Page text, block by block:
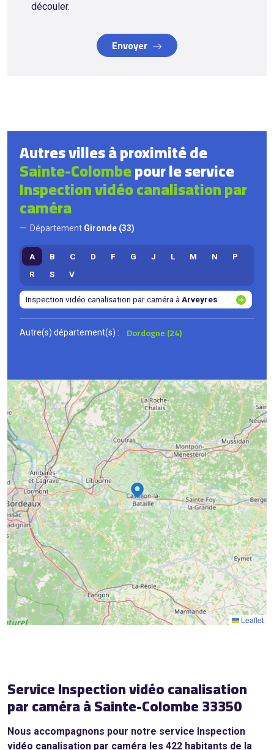
découler.
Envoyer
Autres villes à proximité de
Sainte-Colombepour le service
Inspection vidéo canalisation par
caméra
Département Gironde (33)
A B C D F G J L M N
P
R
S V
Inspection vidéo canalisation par caméra àArveyres
Autre(s) département(s) : Dordogne (24)
16
2
15
18
8
Leaflet
Service Inspection vidéo canalisation
par caméra à Sainte-Colombe 33350
Nous accompagnons pour notre service Inspection
vidéo canalisation par caméra les 422 habitants de la